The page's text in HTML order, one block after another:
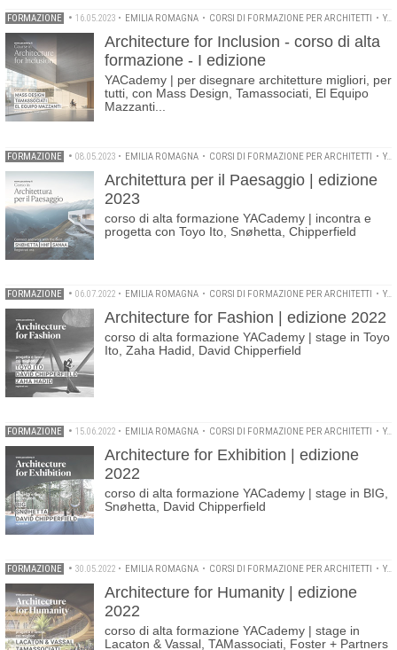
FORMAZIONE • 16.05.2023 • EMILIA ROMAGNA • CORSI DI FORMAZIONE PER ARCHITETTI • YACADEMY
Architecture for Inclusion - corso di alta
formazione - I edizione
YACademy | per disegnare architetture migliori, per
tutti, con Mass Design, Tamassociati, El Equipo
Mazzanti...
FORMAZIONE • 08.05.2023 • EMILIA ROMAGNA • CORSI DI FORMAZIONE PER ARCHITETTI • YACADEMY
Architettura per il Paesaggio | edizione
2023
corso di alta formazione YACademy | incontra e
progetta con Toyo Ito, Snøhetta, Chipperfield
FORMAZIONE • 06.07.2022 • EMILIA ROMAGNA • CORSI DI FORMAZIONE PER ARCHITETTI • YACADEMY
Architecture for Fashion | edizione 2022
corso di alta formazione YACademy | stage in Toyo
Ito, Zaha Hadid, David Chipperfield
FORMAZIONE • 15.06.2022 • EMILIA ROMAGNA • CORSI DI FORMAZIONE PER ARCHITETTI • YACADEMY
Architecture for Exhibition | edizione
2022
corso di alta formazione YACademy | stage in BIG,
Snøhetta, David Chipperfield
FORMAZIONE • 30.05.2022 • EMILIA ROMAGNA • CORSI DI FORMAZIONE PER ARCHITETTI • YACADEMY
Architecture for Humanity | edizione
2022
corso di alta formazione YACademy | stage in
Lacaton & Vassal, TAMassociati, Foster + Partners